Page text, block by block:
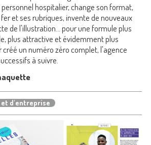
hospitalier, change son format,
et ses rubriques, invente de nouveaux
de l'illustration... pour une formule plus
plus attractive et évidemment plus
créé un numéro zéro complet, l'agence
à suivre.
d'entreprise